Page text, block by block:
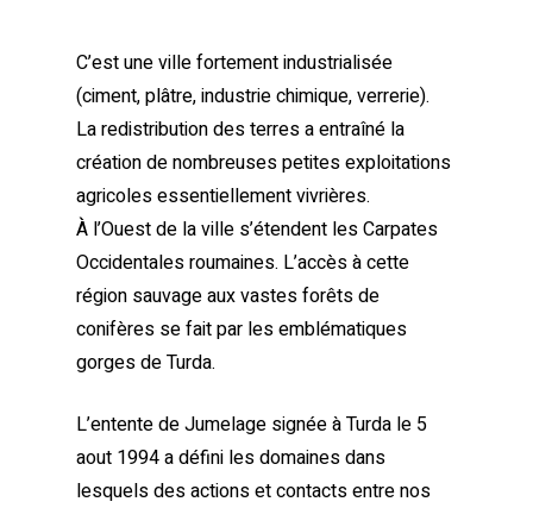
C’est une ville fortement industrialisée
(ciment, plâtre, industrie chimique, verrerie).
La redistribution des terres a entraîné la
création de nombreuses petites exploitations
agricoles essentiellement vivrières.
À l’Ouest de la ville s’étendent les Carpates
Occidentales roumaines. L’accès à cette
région sauvage aux vastes forêts de
conifères se fait par les emblématiques
gorges de Turda.
L’entente de Jumelage signée à Turda le 5
aout 1994 a défini les domaines dans
lesquels des actions et contacts entre nos